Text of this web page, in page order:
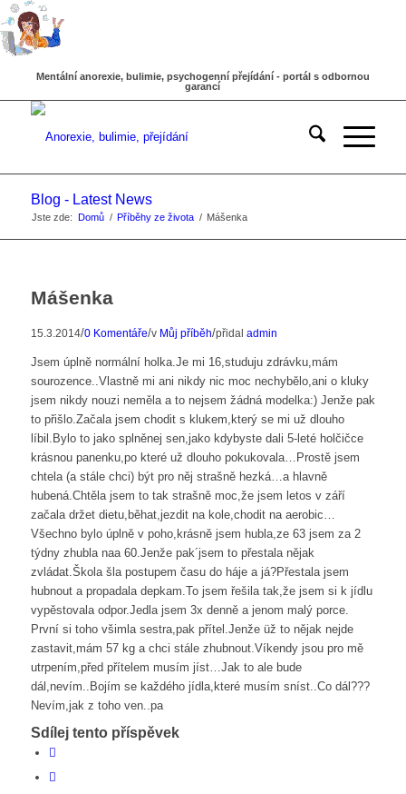
Mentální anorexie, bulimie, psychogenní přejídání - portál s odbornou
garancí
Blog - Latest News
Jste zde: Domů / Příběhy ze života / Mášenka
Mášenka
15.3.2014/0 Komentáře/v Můj příběh/přidal admin
Jsem úplně normální holka.Je mi 16,studuju zdrávku,mám
sourozence..Vlastně mi ani nikdy nic moc nechybělo,ani o kluky
jsem nikdy nouzi neměla a to nejsem žádná modelka:) Jenže pak
to přišlo.Začala jsem chodit s klukem,který se mi už dlouho
líbil.Bylo to jako splněnej sen,jako kdybyste dali 5-leté holčičce
krásnou panenku,po které už dlouho pokukovala…Prostě jsem
chtela (a stále chci) být pro něj strašně hezká…a hlavně
hubená.Chtěla jsem to tak strašně moc,že jsem letos v září
začala držet dietu,běhat,jezdit na kole,chodit na aerobic…
Všechno bylo úplně v poho,krásně jsem hubla,ze 63 jsem za 2
týdny zhubla naa 60.Jenže pak´jsem to přestala nějak
zvládat.Škola šla postupem času do háje a já?Přestala jsem
hubnout a propadala depkam.To jsem řešila tak,že jsem si k jídlu
vypěstovala odpor.Jedla jsem 3x denně a jenom malý porce.
První si toho všimla sestra,pak přítel.Jenže üž to nějak nejde
zastavit,mám 57 kg a chci stále zhubnout.Víkendy jsou pro mě
utrpením,před přítelem musím jíst…Jak to ale bude
dál,nevím..Bojím se každého jídla,které musím sníst..Co dál???
Nevím,jak z toho ven..pa
Sdílej tento příspěvek